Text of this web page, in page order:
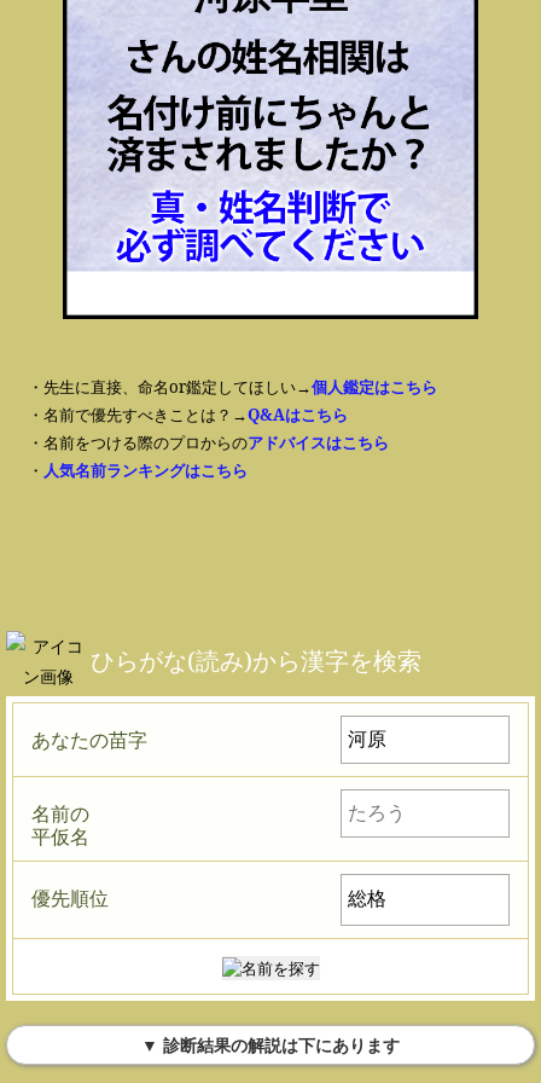
・先生に直接、命名or鑑定してほしい→個人鑑定はこちら
・名前で優先すべきことは？→Q&Aはこちら
・名前をつける際のプロからのアドバイスはこちら
・ 人気名前ランキングはこちら
ひらがな(読み)から漢字を検索
あなたの苗字
名前の
平仮名
優先順位
▼ 診断結果の解説は下にあります